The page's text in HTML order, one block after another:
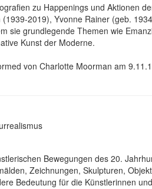
zu Happenings und Aktionen
2019), Yvonne Rainer (geb.
sie grundlegende Themen wie
Kunst der Moderne.
von Charlotte Moorman am
Bewegungen des 20.
Zeichnungen, Skulpturen,
Bedeutung für die Künstlerinnen